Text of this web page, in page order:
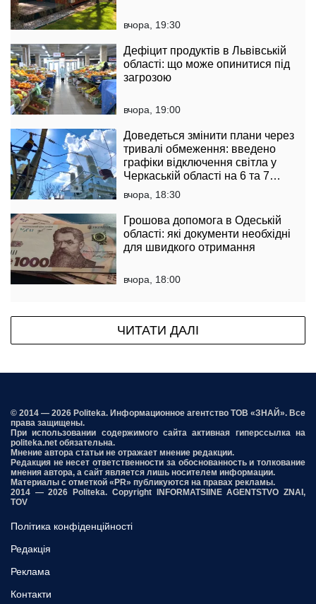
вчора, 19:30
Дефіцит продуктів в Львівській
області: що може опинитися під
загрозою
вчора, 19:00
Доведеться змінити плани через
тривалі обмеження: введено
графіки відключення світла у
Черкаській області на 6 та 7
серпня
вчора, 18:30
Грошова допомога в Одеській
області: які документи необхідні
для швидкого отримання
вчора, 18:00
ЧИТАТИ ДАЛІ
© 2014 — 2026 Politeka. Информационное агентство ТОВ «ЗНАЙ». Все
права защищены.
При использовании содержимого сайта активная гиперссылка на
politeka.net обязательна.
Мнение автора статьи не отражает мнение редакции.
Редакция не несет ответственности за обоснованность и толкование
мнения автора, а сайт является лишь носителем информации.
Материалы с отметкой «PR» публикуются на правах рекламы.
2014 — 2026 Politeka. Copyright INFORMATSIINE AGENTSTVO ZNAI,
TOV
Політика конфіденційності
Редакція
Реклама
Контакти